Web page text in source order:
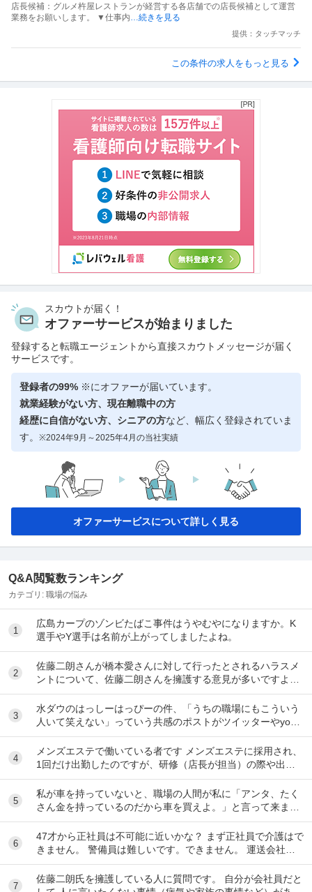
店長候補：グルメ杵屋レストランが経営する各店舗での店長候補として運営
業務をお願いします。 ▼仕事内 …続きを見る
提供：タッチマッチ
この条件の求人をもっと見る
スカウトが届く！
オファーサービスが始まりました
登録すると転職エージェントから直接スカウトメッセージが届く
サービスです。
登録者の99% ※にオファーが届いています。
就業経験がない方、現在離職中の方
経歴に自信がない方、シニアの方など、幅広く登録されていま
す。 ※2024年9月～2025年4月の当社実績
オファーサービスについて詳しく見る
Q&A閲覧数ランキング
カテゴリ: 職場の悩み
1
広島カープのゾンビたばこ事件はうやむやになりますか。K
選手やY選手は名前が上がってしましたよね。
2
佐藤二朗さんが橋本愛さんに対して行ったとされるハラスメ
ントについて、佐藤二朗さんを擁護する意見が多いですよ
ね。 これは極端に言えば、 「ハラスメントでは...
3
水ダウのはっしーはっぴーの件、「うちの職場にもこういう
人いて笑えない」っていう共感のポストがツイッターやyout
ubeのコメント欄に多すぎてそっちに驚いて...
4
メンズエステで働いている者です メンズエステに採用され、
1回だけ出勤したのですが、研修（店長が担当）の際や出勤
時に「元々デリをやっていたなら」という理由で...
5
私が車を持っていないと、職場の人間が私に「アンタ、たく
さん金を持っているのだから車を買えよ。」と言って来ま
す。 でも なんで しんどい思いをして働いた金で...
6
47才から正社員は不可能に近いかな？ まず正社員で介護はで
きません。 警備員は難しいです。できません。 運送会社の
運転手は無理です。できません 過去にうつ...
7
佐藤二朗氏を擁護している人に質問です。 自分が会社員だと